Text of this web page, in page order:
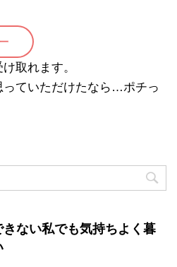
取れます。
っていただけたなら…ポチっ
きない私でも気持ちよく暮